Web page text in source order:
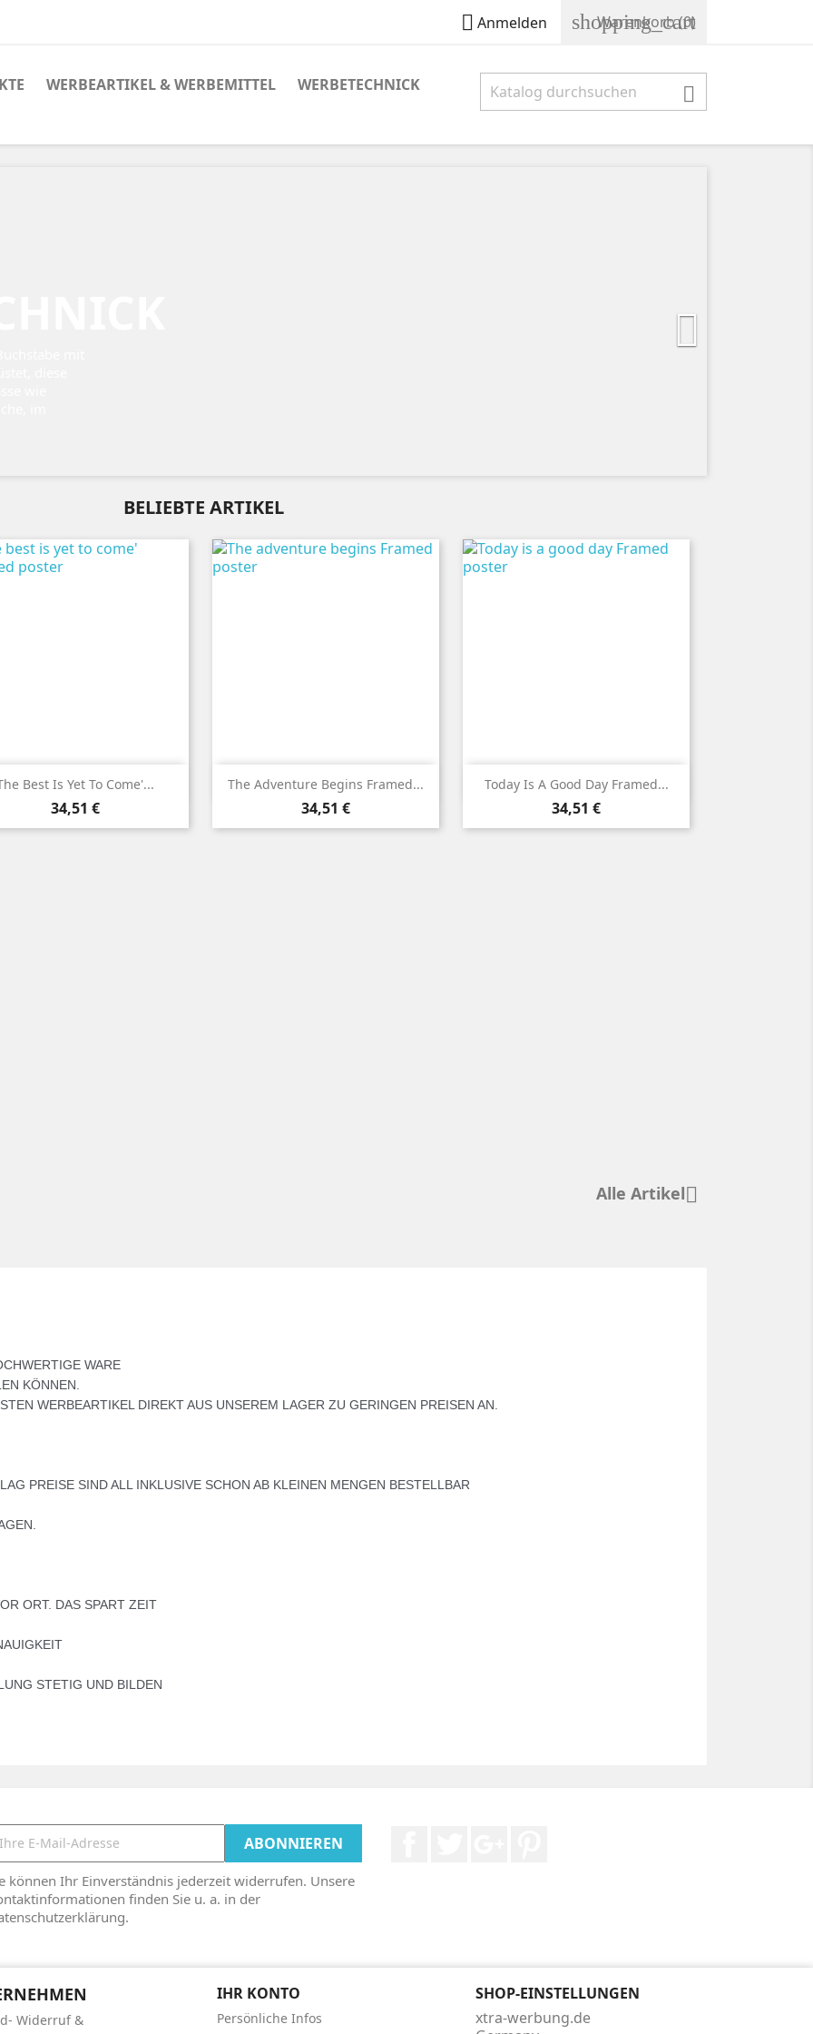
 Anmelden shopping_cart
Warenkorb(0)
WERBEARTIKEL & WERBEMITTEL WERBETECHNICK 

BELIEBTE ARTIKEL
Best Is Yet To Come'...
Preis
34,51 €
 Vorschau The Adventure Begins Framed...
Preis
34,51 €
 Vorschau Today Is A Good Day Framed...
Preis
34,51 €
 Vorschau
Alle Artikel
WARE
KÖNNEN.
WERBEARTIKEL DIREKT AUS UNSEREM LAGER ZU GERINGEN PREISEN AN.
PREISE SIND ALL INKLUSIVE SCHON AB KLEINEN MENGEN BESTELLBAR
ORT. DAS SPART ZEIT
STETIG UND BILDEN
können Ihr Einverständnis jederzeit widerrufen. Unsere
finden Sie u. a. in der
Widerruf &
IHR KONTO
Persönliche Infos
SHOP-EINSTELLUNGEN
xtra-werbung.de